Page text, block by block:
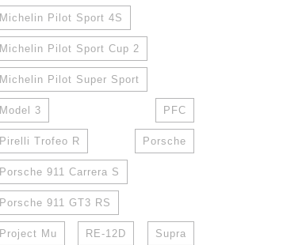
Michelin Pilot Sport 4S
Michelin Pilot Sport Cup 2
Michelin Pilot Super Sport
Model 3 PFC
Pirelli Trofeo R Porsche
Porsche 911 Carrera S
Porsche 911 GT3 RS
Project Mu RE-12D Supra